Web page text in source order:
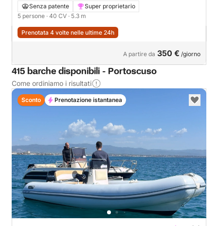
Senza patente
Super proprietario
5 persone · 40 CV · 5.3 m
Prenotata 4 volte nelle ultime 24h
A partire da 350 € /giorno
415 barche disponibili - Portoscuso
Come ordiniamo i risultati
Sconto Prenotazione istantanea